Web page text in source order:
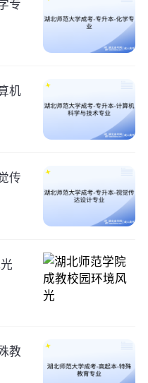
专
机
传
教